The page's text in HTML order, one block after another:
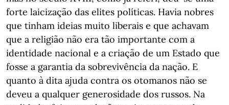
forte laicização das elites políticas. Havia nobres
que tinham ideias muito liberais e que achavam
que a religião não era tão importante com a
identidade nacional e a criação de um Estado que
fosse a garantia da sobrevivência da nação. E
quanto à dita ajuda contra os otomanos não se
deveu a qualquer generosidade dos russos. Na